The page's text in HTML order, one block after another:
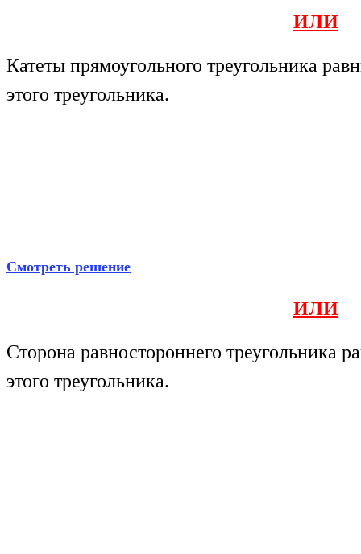
ИЛИ
Катеты прямоугольного треугольника
этого треугольника.
Смотреть решение
ИЛИ
Сторона равностороннего треугольника
этого треугольника.